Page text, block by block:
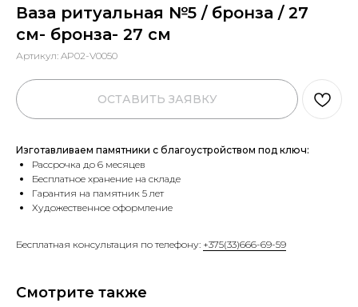
Ваза ритуальная №5 / бронза / 27
см- бронза- 27 см
Артикул: AP02-V0050
ОСТАВИТЬ ЗАЯВКУ
Изготавливаем памятники с благоустройством под ключ:
Рассрочка до 6 месяцев
Бесплатное хранение на складе
Гарантия на памятник 5 лет
Художественное оформление
Бесплатная консультация по телефону: +375(33)666-69-59
Смотрите также